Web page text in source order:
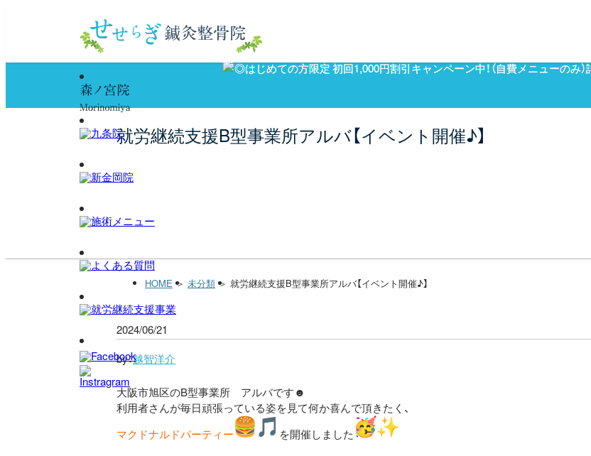
森ノ宮院
「阪神九条駅」より徒歩5分
06-6581-5888
就労継続支援B型事業所アルバ【イベント開催♪】
HOME ＞ 未分類 ＞ 就労継続支援B型事業所アルバ【イベント開催♪】
2024/06/21
by：越智洋介
大阪市旭区のB型事業所 アルバです☻
利用者さんが毎日頑張っている姿を見て何か喜んで頂きたく、
マクドナルドパーティー
を開催しました